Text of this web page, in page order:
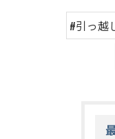
#引っ越